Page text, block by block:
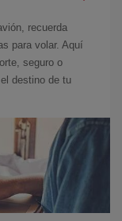
recuerda
para volar. Aquí
seguro o
destino de tu